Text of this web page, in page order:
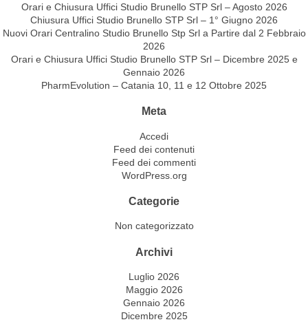
Orari e Chiusura Uffici Studio Brunello STP Srl – Agosto 2026
Chiusura Uffici Studio Brunello STP Srl – 1° Giugno 2026
Nuovi Orari Centralino Studio Brunello Stp Srl a Partire dal 2 Febbraio
2026
Orari e Chiusura Uffici Studio Brunello STP Srl – Dicembre 2025 e
Gennaio 2026
PharmEvolution – Catania 10, 11 e 12 Ottobre 2025
Meta
Accedi
Feed dei contenuti
Feed dei commenti
WordPress.org
Categorie
Non categorizzato
Archivi
Luglio 2026
Maggio 2026
Gennaio 2026
Dicembre 2025